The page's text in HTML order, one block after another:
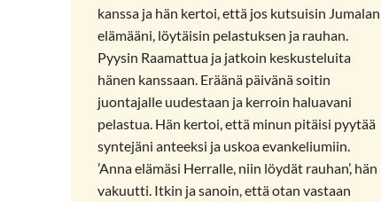
kanssa ja hän kertoi, että jos kutsuisin Jumalan
elämääni, löytäisin pelastuksen ja rauhan.
Pyysin Raamattua ja jatkoin keskusteluita
hänen kanssaan. Eräänä päivänä soitin
juontajalle uudestaan ja kerroin haluavani
pelastua. Hän kertoi, että minun pitäisi pyytää
syntejäni anteeksi ja uskoa evankeliumiin.
’Anna elämäsi Herralle, niin löydät rauhan’, hän
vakuutti. Itkin ja sanoin, että otan vastaan